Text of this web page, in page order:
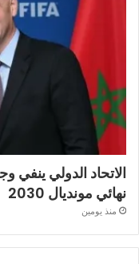
الاتحاد الدولي ينفي
نهائي مونديال 2030
منذ يومين